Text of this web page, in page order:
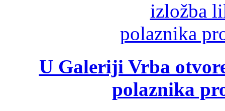
U Galeriji Vrba
polaznika